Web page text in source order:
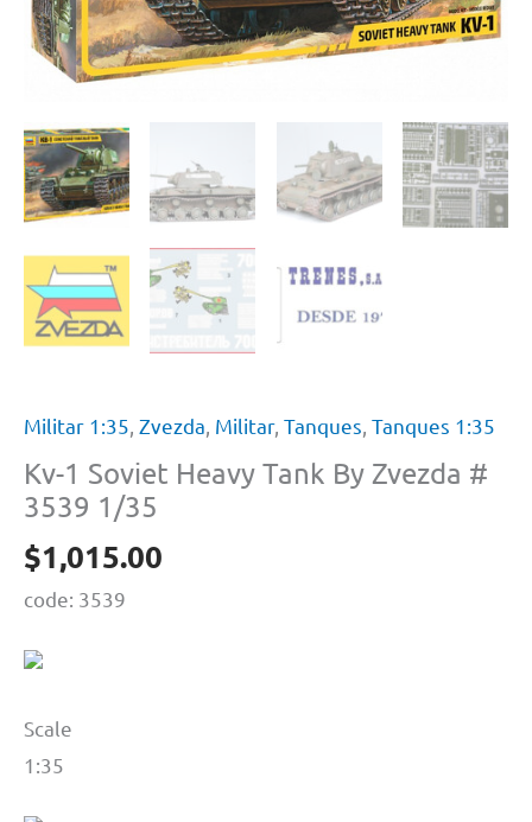
Militar 1:35, Zvezda, Militar, Tanques, Tanques 1:35
Kv-1 Soviet Heavy Tank By Zvezda #
3539 1/35
$1,015.00
code: 3539
Scale
1:35